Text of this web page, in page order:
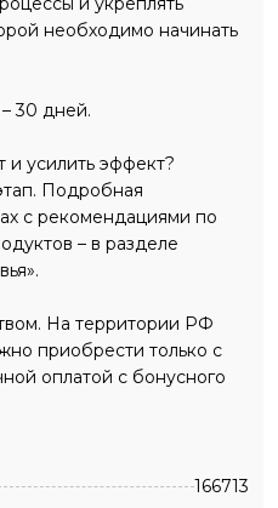
необходимо начинать
30 дней.
и усилить эффект?
Подробная
с рекомендациями по
– в разделе
На территории РФ
приобрести только с
оплатой с бонусного
166713